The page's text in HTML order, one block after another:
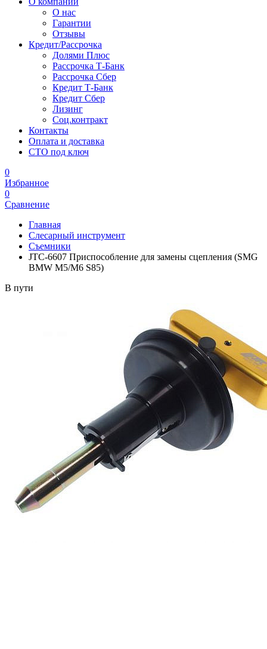
О нас
Гарантии
Отзывы
Кредит/Рассрочка
Долями Плюс
Рассрочка Т-Банк
Рассрочка Сбер
Кредит Т-Банк
Кредит Сбер
Лизинг
Соц.контракт
Контакты
Оплата и доставка
СТО под ключ
0
Избранное
0
Сравнение
Главная
Слесарный инструмент
Съемники
JTC-6607 Приспособление для замены сцепления (SMG
BMW M5/M6 S85)
В пути